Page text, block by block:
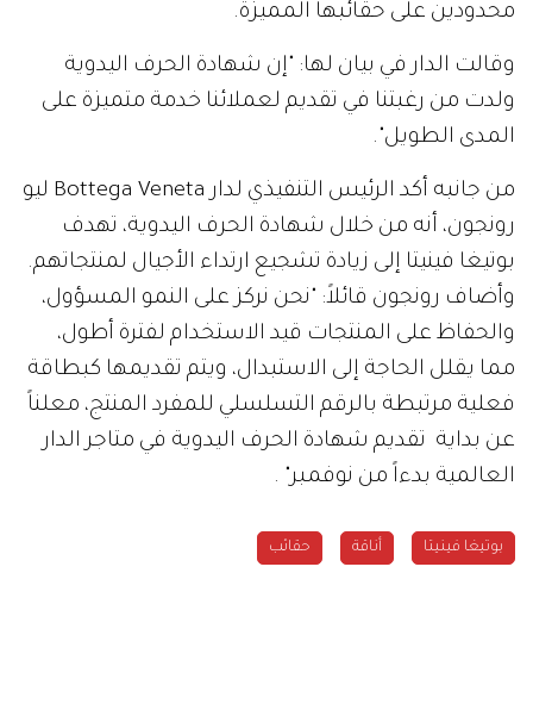
محدودين على حقائبها المميزة.
وقالت الدار في بيان لها: "إن شهادة الحرف اليدوية
ولدت من رغبتنا في تقديم لعملائنا خدمة متميزة على
المدى الطويل".
من جانبه أكد الرئيس التنفيذي لدار Bottega Veneta ليو
رونجون، أنه من خلال شهادة الحرف اليدوية، تهدف
بوتيغا فينيتا إلى زيادة تشجيع ارتداء الأجيال لمنتجاتهم.
وأضاف رونجون قائلاً: "نحن نركز على النمو المسؤول،
والحفاظ على المنتجات قيد الاستخدام لفترة أطول،
مما يقلل الحاجة إلى الاستبدال، ويتم تقديمها كبطاقة
فعلية مرتبطة بالرقم التسلسلي للمفرد المنتج، معلناً
عن بداية تقديم شهادة الحرف اليدوية في متاجر الدار
العالمية بدءاً من نوفمبر" .
بوتيغا فينيتا أناقة حقائب